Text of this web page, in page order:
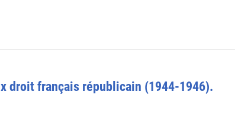
droit français républicain (1944-1946).